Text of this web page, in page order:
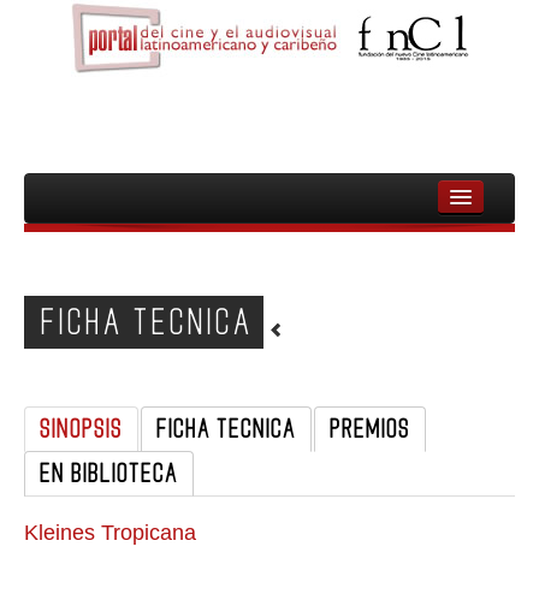
INICIO
PELICULAS
DOCUMENTALES
MUJERES
AUDIOVISUAL INDIGENA Y COMUNITARIO
FICHA TECNICA
SINOPSIS FICHA TECNICA
PREMIOS
EN BIBLIOTECA
Kleines Tropicana